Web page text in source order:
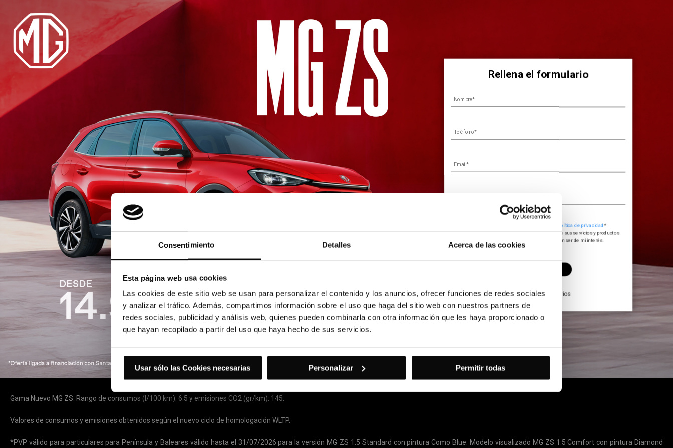
Consentimiento Detalles Acerca de las cookies
Esta página web usa cookies
Las cookies de este sitio web se usan para personalizar el contenido y los anuncios, ofrecer funciones de redes sociales
y analizar el tráfico. Además, compartimos información sobre el uso que haga del sitio web con nuestros partners de
redes sociales, publicidad y análisis web, quienes pueden combinarla con otra información que les haya proporcionado o
que hayan recopilado a partir del uso que haya hecho de sus servicios.
Usar sólo las Cookies necesarias Personalizar Permitir todas
Rellena el formulario
política de privacidad*
Quiero que GRUPO HUERTAS me informe sobre sus servicios y productos
que puedan adaptarse a mis necesidades y puedan ser de mi interés.
(*) Campos obligatorios
Por favor, deja este campo vacío.
Gama Nuevo MG ZS: Rango de consumos (l/100 km): 6.5 y emisiones CO2 (gr/km): 145.
Valores de consumos y emisiones obtenidos según el nuevo ciclo de homologación WLTP.
*PVP válido para particulares para Península y Baleares válido hasta el 31/07/2026 para la versión MG ZS 1.5 Standard con pintura Como Blue. Modelo visualizado MG ZS 1.5 Comfort con pintura Diamond